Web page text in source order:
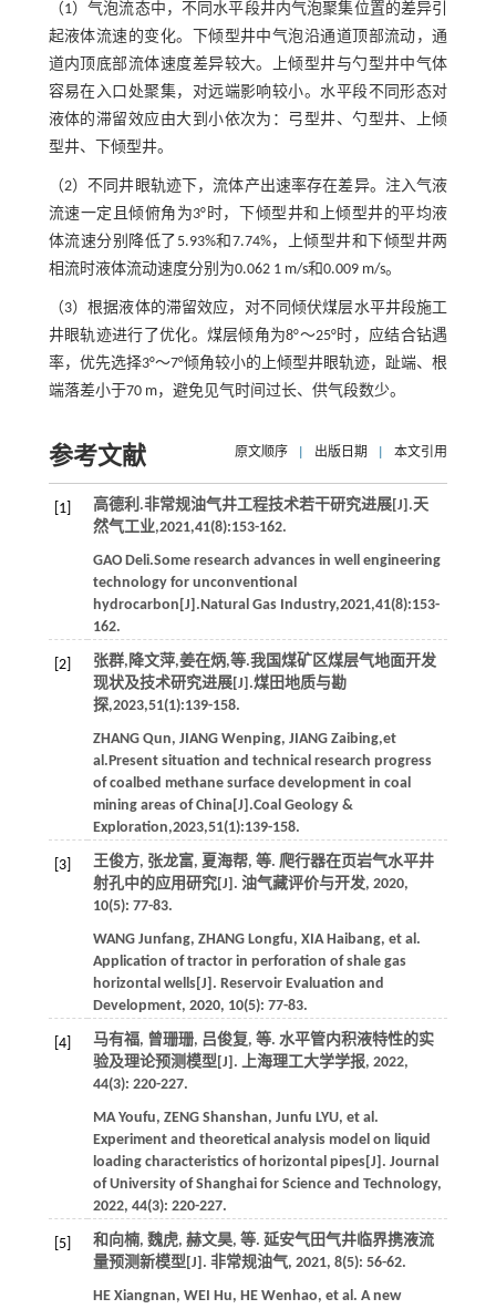
（1）气泡流态中，不同水平段井内气泡聚集位置的差异引
起液体流速的变化。下倾型井中气泡沿通道顶部流动，通
道内顶底部流体速度差异较大。上倾型井与勺型井中气体
容易在入口处聚集，对远端影响较小。水平段不同形态对
液体的滞留效应由大到小依次为：弓型井、勺型井、上倾
型井、下倾型井。
（2）不同井眼轨迹下，流体产出速率存在差异。注入气液
流速一定且倾俯角为3°时，下倾型井和上倾型井的平均液
体流速分别降低了5.93%和7.74%，上倾型井和下倾型井两
相流时液体流动速度分别为0.062 1 m/s和0.009 m/s。
（3）根据液体的滞留效应，对不同倾伏煤层水平井段施工
井眼轨迹进行了优化。煤层倾角为8°～25°时，应结合钻遇
率，优先选择3°～7°倾角较小的上倾型井眼轨迹，趾端、根
端落差小于70 m，避免见气时间过长、供气段数少。
参考文献 原文顺序 出版日期 本文引用
[1] 高德利.非常规油气井工程技术若干研究进展[J].天
然气工业,2021,41(8):153-162.
GAO Deli.Some research advances in well engineering
technology for unconventional
hydrocarbon[J].Natural Gas Industry,2021,41(8):153-
162.
[2] 张群,降文萍,姜在炳,等.我国煤矿区煤层气地面开发
现状及技术研究进展[J].煤田地质与勘
探,2023,51(1):139-158.
ZHANG Qun, JIANG Wenping, JIANG Zaibing,et
al.Present situation and technical research progress
of coalbed methane surface development in coal
mining areas of China[J].Coal Geology &
Exploration,2023,51(1):139-158.
[3] 王俊方, 张龙富, 夏海帮, 等. 爬行器在页岩气水平井
射孔中的应用研究[J]. 油气藏评价与开发, 2020,
10(5): 77-83.
WANG Junfang, ZHANG Longfu, XIA Haibang, et al.
Application of tractor in perforation of shale gas
horizontal wells[J]. Reservoir Evaluation and
Development, 2020, 10(5): 77-83.
[4] 马有福, 曾珊珊, 吕俊复, 等. 水平管内积液特性的实
验及理论预测模型[J]. 上海理工大学学报, 2022,
44(3): 220-227.
MA Youfu, ZENG Shanshan, Junfu LYU, et al.
Experiment and theoretical analysis model on liquid
loading characteristics of horizontal pipes[J]. Journal
of University of Shanghai for Science and Technology,
2022, 44(3): 220-227.
[5] 和向楠, 魏虎, 赫文昊, 等. 延安气田气井临界携液流
量预测新模型[J]. 非常规油气, 2021, 8(5): 56-62.
HE Xiangnan, WEI Hu, HE Wenhao, et al. A new